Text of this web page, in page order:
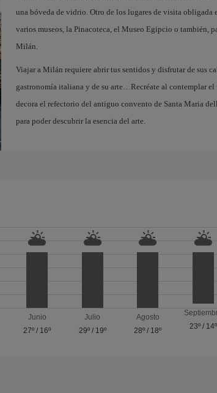
una bóveda de vidrio. Otro de los lugares de visita obligada
varios museos, la Pinacoteca, el Museo Egipcio o también,
Milán.
Viajar a Milán requiere abrir tus sentidos y disfrutar de sus
gastronomía italiana y de su arte…Recréate al contemplar
decora el refectorio del antiguo convento de Santa Maria
para poder descubrir la esencia del arte.
Junio
27º / 16º
Julio
29º/ 19º
Agosto
28º / 18º
23º/ 14º